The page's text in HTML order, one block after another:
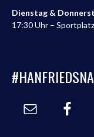
Dienstag &
17:30 Uhr –